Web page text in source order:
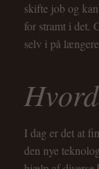
skifte job og
for stramt i det.
selv i på
I dag er det at
den nye